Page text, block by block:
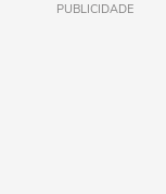
PUBLICIDADE